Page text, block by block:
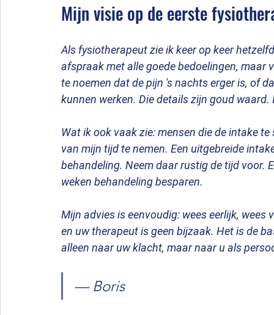
Mijn visie op de eerste
Als fysiotherapeut zie ik keer op keer
afspraak met alle goede bedoelingen, maar
te noemen dat de pijn 's nachts erger is, of
kunnen werken. Die details zijn goud
Wat ik ook vaak zie: mensen die de intake
van mijn tijd te nemen. Een uitgebreide
behandeling. Neem daar rustig de tijd voor.
weken behandeling besparen.
Mijn advies is eenvoudig: wees eerlijk,
en uw therapeut is geen bijzaak. Het is de
alleen naar uw klacht, maar naar u als
— Boris